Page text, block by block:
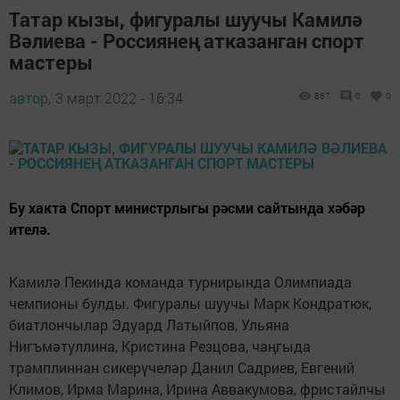
Татар кызы, фигуралы шуучы Камилә
Вәлиева - Россиянең атказанган спорт
мастеры
автор, 3 март 2022 - 16:34 867 0 0
Бу хакта Спорт министрлыгы рәсми сайтында хәбәр
ителә.
Камилә Пекинда команда турнирында Олимпиада
чемпионы булды. Фигуралы шуучы Марк Кондратюк,
биатлончылар Эдуард Латыйпов, Ульяна
Нигъмәтуллина, Кристина Резцова, чаңгыда
трамплиннан сикерүчеләр Данил Садриев, Евгений
Климов, Ирма Марина, Ирина Аввакумова, фристайлчы